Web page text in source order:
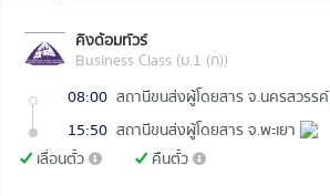
คิงด้อมทัวร์
Business Class (ม.1 (ก))
08:00 สถานีขนส่งผู้โดยสาร จ.นครสวรรค์
15:50 สถานีขนส่งผู้โดยสาร จ.พะเยา
เลื่อนตั๋ว
คืนตั๋ว